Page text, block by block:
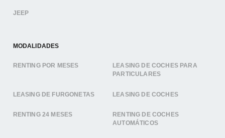
JEEP
MODALIDADES
RENTING POR MESES
LEASING DE COCHES PARA
PARTICULARES
LEASING DE FURGONETAS LEASING DE COCHES
RENTING 24 MESES
RENTING DE COCHES
AUTOMÁTICOS